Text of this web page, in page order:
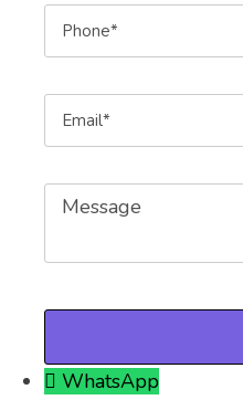
Phone
Email
Message
WhatsApp